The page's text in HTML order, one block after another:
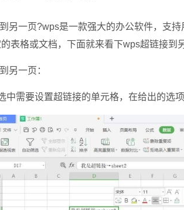
一页?wps是一款强大的办公软件，支持
表格或文档，下面就来看下wps超链接到
一页：
要设置超链接的单元格，在给出的选项